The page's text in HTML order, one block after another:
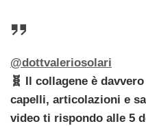
@dottvaleriosolari
🧬 Il collagene è
capelli, articolazioni e
video ti rispondo alle 5